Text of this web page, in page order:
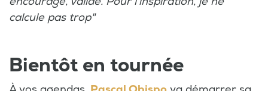
calcule pas trop"
Bientôt en tournée